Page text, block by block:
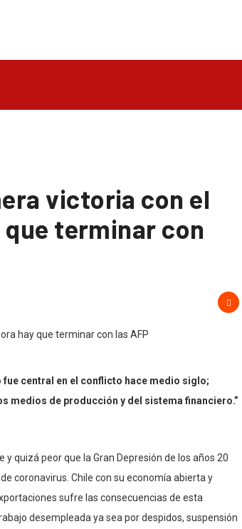
victoria con el
que terminar con
fue central en el conflicto hace medio siglo;
medios de producción y del sistema financiero.”
quizá peor que la Gran Depresión de los años 20
coronavirus. Chile con su economía abierta y
sufre las consecuencias de esta
desempleada ya sea por despidos, suspensión